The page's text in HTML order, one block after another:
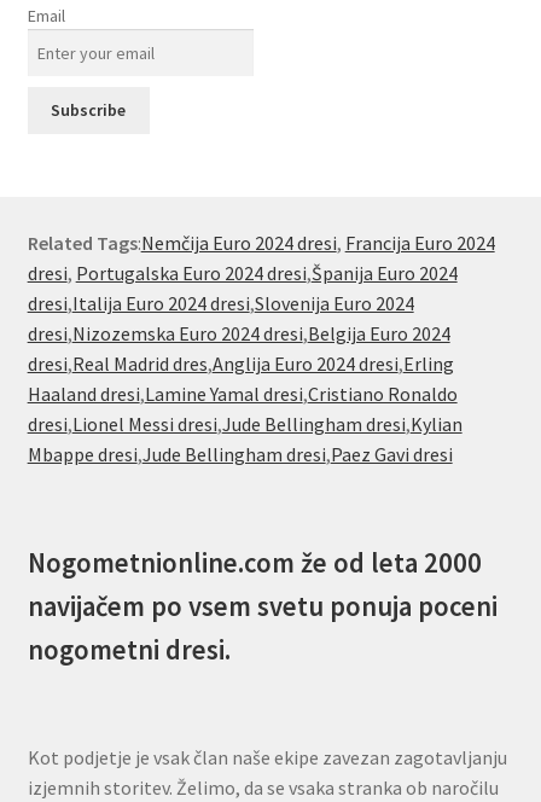
Email
Related Tags:Nemčija Euro 2024 dresi, Francija Euro 2024
dresi, Portugalska Euro 2024 dresi,Španija Euro 2024
dresi,Italija Euro 2024 dresi,Slovenija Euro 2024
dresi,Nizozemska Euro 2024 dresi,Belgija Euro 2024
dresi,Real Madrid dres,Anglija Euro 2024 dresi,Erling
Haaland dresi,Lamine Yamal dresi,Cristiano Ronaldo
dresi,Lionel Messi dresi,Jude Bellingham dresi,Kylian
Mbappe dresi,Jude Bellingham dresi,Paez Gavi dresi
Nogometnionline.com že od leta 2000
navijačem po vsem svetu ponuja poceni
nogometni dresi.
Kot podjetje je vsak član naše ekipe zavezan zagotavljanju
izjemnih storitev. Želimo, da se vsaka stranka ob naročilu